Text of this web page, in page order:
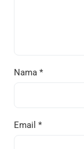
Nama *
Email *